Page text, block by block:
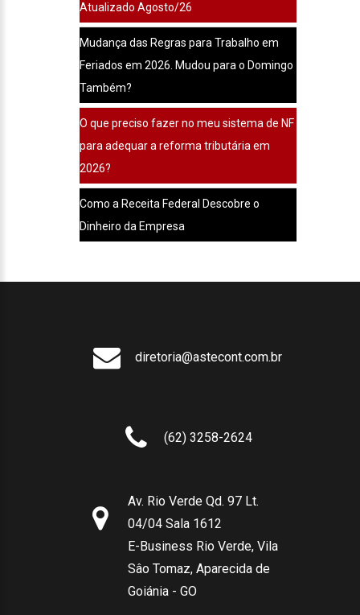
Atualizado Agosto/26
Mudança das Regras para Trabalho em
Feriados em 2026. Mudou para o Domingo
Também?
O que preciso fazer no meu sistema de NF
para adequar a reforma tributária em
2026?
Como a Receita Federal Descobre o
Dinheiro da Empresa
diretoria@astecont.com.br
(62) 3258-2624
Av. Rio Verde Qd. 97 Lt.
04/04 Sala 1612
E-Business Rio Verde, Vila
Sâo Tomaz, Aparecida de
Goiánia - GO